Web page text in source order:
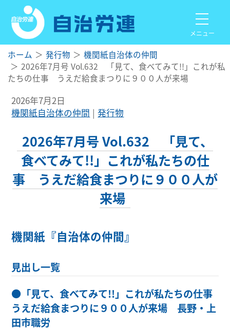
メニュー
ホーム 発行物
機関紙自治体の仲間
2026年7月号 Vol.632 「見て、食べてみて!!」これが私
たちの仕事 うえだ給食まつりに９００人が来場
2026年7月2日
機関紙自治体の仲間
発行物
2026年7月号 Vol.632 「見て、
食べてみて!!」これが私たちの仕
事 うえだ給食まつりに９００人が
来場
機関紙『自治体の仲間』
見出し一覧
● 「見て、食べてみて!!」これが私たちの仕事
うえだ給食まつりに９００人が来場 長野・上
田市職労